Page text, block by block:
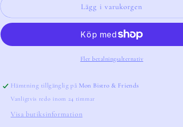
Lägg i varukorgen
Fler betalningsalternativ
Hämtning tillgänglig på Mon Bistro & Friends
Vanligtvis redo inom 24 timmar
Visa butiksinformation